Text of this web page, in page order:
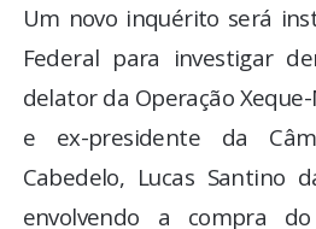
COLUNISTAS
Um novo inquérito será
Federal para investigar
delator da Operação
e ex-presidente da
Cabedelo, Lucas Santino
envolvendo a compra